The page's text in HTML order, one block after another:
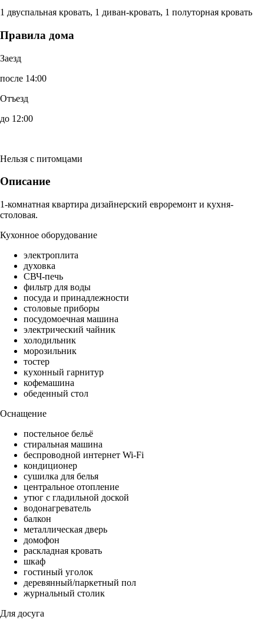
1 двуспальная кровать, 1 диван-кровать, 1 полуторная кровать
Правила дома
Заезд
после 14:00
Отъезд
до 12:00
Нельзя с питомцами
Описание
1-комнатная квартира дизайнерский евроремонт и кухня-
столовая.
Кухонное оборудование
электроплита
духовка
СВЧ-печь
фильтр для воды
посуда и принадлежности
столовые приборы
посудомоечная машина
электрический чайник
холодильник
морозильник
тостер
кухонный гарнитур
кофемашина
обеденный стол
Оснащение
постельное бельё
стиральная машина
беспроводной интернет Wi-Fi
кондиционер
сушилка для белья
центральное отопление
утюг с гладильной доской
водонагреватель
балкон
металлическая дверь
домофон
раскладная кровать
шкаф
гостиный уголок
деревянный/паркетный пол
журнальный столик
Для досуга